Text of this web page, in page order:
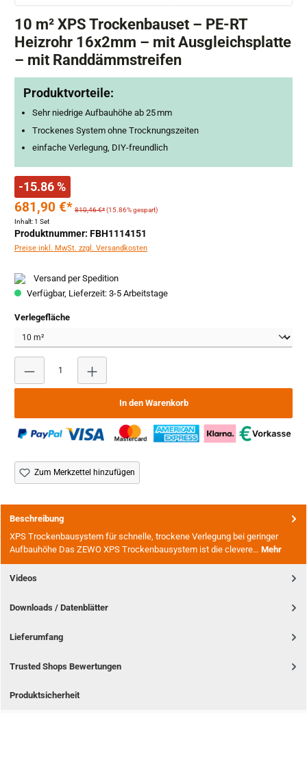
10 m² XPS Trockenbauset – PE-RT
Heizrohr 16x2mm – mit Ausgleichsplatte
– mit Randdämmstreifen
Produktvorteile:
Sehr niedrige Aufbauhöhe ab 25 mm
Trockenes System ohne Trocknungszeiten
einfache Verlegung, DIY-freundlich
-15.86 %
681,90 €* 810,46 €*(15.86% gespart)
Inhalt:1 Set
Produktnummer: FBH1114151
Preise inkl. MwSt. zzgl. Versandkosten
Versand per Spedition
Verfügbar, Lieferzeit: 3-5 Arbeitstage
Verlegeflächeauswählen
In den Warenkorb
Zum Merkzettel hinzufügen
Beschreibung
XPS Trockenbausystem für schnelle, trockene Verlegung bei geringer
Aufbauhöhe Das ZEWO XPS Trockenbausystem ist die clevere… Mehr
Videos
Downloads / Datenblätter
Lieferumfang
Trusted Shops Bewertungen
Produktsicherheit